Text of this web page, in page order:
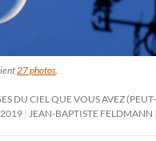
27 photos
DU CIEL QUE VOUS AVEZ
JEAN-BAPTISTE FELDMANN